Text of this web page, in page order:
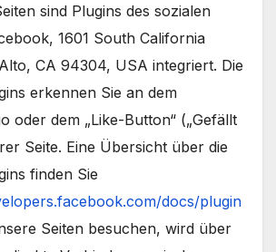
sind Plugins des sozialen
1601 South California
CA 94304, USA integriert. Die
erkennen Sie an dem
oder dem „Like-Button“ („Gefällt
Seite. Eine Übersicht über die
finden Sie
docs/plugin
Seiten besuchen, wird über